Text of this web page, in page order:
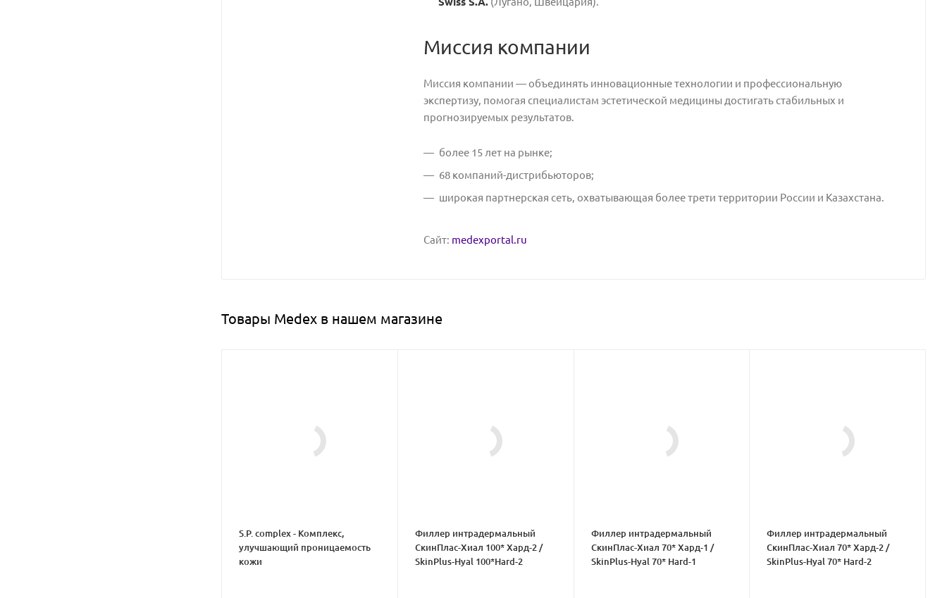
Миссия компании
Миссия компании — объединять инновационные технологии и профессиональную
экспертизу, помогая специалистам эстетической медицины достигать стабильных и
прогнозируемых результатов.
более 15 лет на рынке;
68 компаний-дистрибьюторов;
широкая партнерская сеть, охватывающая более трети территории России и Казахстана.
Сайт: medexportal.ru
Товары Medex в нашем магазине
S.P. complex - Комплекс,
улучшающий проницаемость
кожи
Филлер интрадермальный
СкинПлас-Хиал 100* Хард-2 /
SkinPlus-Hyal 100*Hard-2
Филлер интрадермальный
СкинПлас-Хиал 70* Хард-1 /
SkinPlus-Hyal 70* Hard-1
Филлер интрадермальный
СкинПлас-Хиал 70* Хард-2 /
SkinPlus-Hyal 70* Hard-2